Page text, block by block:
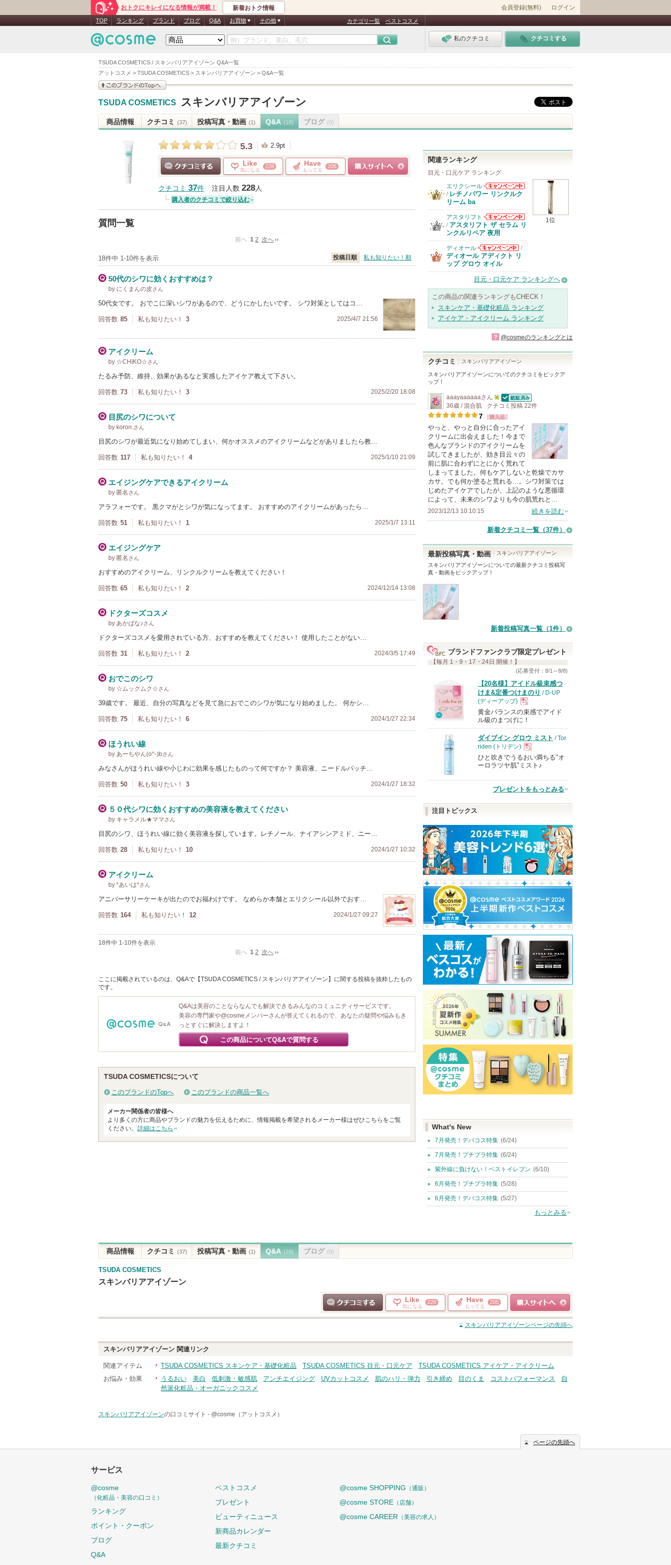
TSUDA COSMETICS / スキンバリアアイゾーン Q&A一覧
アットコスメ > TSUDA COSMETICS > スキンバリアアイゾーン > Q&A一覧
おトクにキレイになる情報が満載！ 新着おトク情報 会員登録(無料) ログイン
TOP ランキング ブランド ブログ Q&A お買物 その他 カテゴリ一覧 ベストコスメ
私のクチコミ クチコミする
TSUDA COSMETICS スキンバリアアイゾーン
商品情報 クチコミ (37) 投稿写真・動画 (1) Q&A (18) ブログ (0)
5.3 2.9pt
Like
気になる
228 Have
もってる
205
クチコミ 37件 注目人数 228人
購入者のクチコミで絞り込む
質問一覧
前へ 1 2 次へ
18件中 1-10件を表示 投稿日順 私も知りたい！順
50代のシワに効くおすすめは？
by にくまんの皮さん
50代女です。 おでこに深いシワがあるので、どうにかしたいです。 シワ対策としてはコ…
回答数 85 私も知りたい！ 3 2025/4/7 21:56
アイクリーム
by ☆CHIKO☆さん
たるみ予防、維持、効果があるなと実感したアイケア教えて下さい。
回答数 73 私も知りたい！ 3 2025/2/20 18:08
目尻のシワについて
by koron.さん
目尻のシワが最近気になり始めてしまい、何かオススメのアイクリームなどがありましたら教…
回答数 117 私も知りたい！ 4 2025/1/10 21:09
エイジングケアできるアイクリーム
by 匿名 さん
アラフォーです。 黒クマがとシワが気になってます。 おすすめのアイクリームがあったら…
回答数 51 私も知りたい！ 1 2025/1/7 13:11
エイジングケア
by 匿名 さん
おすすめのアイクリーム、リンクルクリームを教えてください！
回答数 65 私も知りたい！ 2 2024/12/14 13:08
ドクターズコスメ
by あかばな♪さん
ドクターズコスメを愛用されている方、おすすめを教えてください！ 使用したことがない…
回答数 31 私も知りたい！ 2 2024/3/5 17:49
おでこのシワ
by ☆ムックムク☆さん
39歳です。 最近、自分の写真などを見て急におでこのシワが気になり始めました。 何かシ…
回答数 75 私も知りたい！ 6 2024/1/27 22:34
ほうれい線
by あーちやん(o^-)bさん
みなさんがほうれい線や小じわに効果を感じたものって何ですか？ 美容液、ニードルパッチ…
回答数 50 私も知りたい！ 3 2024/1/27 18:32
５０代シワに効くおすすめの美容液を教えてください
by キャラメル★ママさん
目尻のシワ、ほうれい線に効く美容液を探しています。レチノール、ナイアシンアミド、ニー…
回答数 28 私も知りたい！ 10 2024/1/27 10:32
アイクリーム
by *あいは*さん
アニバーサリーケーキが出たのでお福わけです。 なめらか本舗とエリクシール以外でおす…
回答数 164 私も知りたい！ 12 2024/1/27 09:27
18件中 1-10件を表示
前へ 1 2 次へ
ここに掲載されているのは、Q&Aで【TSUDA COSMETICS / スキンバリアアイゾーン】に関する投稿を抜粋したもの
です。
Q&Aは美容のことならなんでも解決できるみんなのコミュニティサービスです。
美容の専門家や@cosmeメンバーさんが答えてくれるので、あなたの疑問や悩みもき
っとすぐに解決しますよ！
この商品についてQ&Aで質問する
TSUDA COSMETICSについて
このブランドのTopへ このブランドの商品一覧へ
メーカー関係者の皆様へ
より多くの方に商品やブランドの魅力を伝えるために、情報掲載を希望されるメーカー様はぜひこちらをご覧
ください。 詳細はこちら
関連ランキング
目元・口元ケア ランキング
1位
エリクシール
エリクシールか
/ レチノパワー リンクルク
リーム ba
アスタリフト
アスタリフトか
らのお知らせが
/ アスタリフト ザ セラム リ
ンクルリペア 夜用
ディオール
ディオールから
のお知らせがあ
/
ディオール アディクト リ
ップ グロウ オイル
目元・口元ケア ランキングへ
この商品の関連ランキングもCHECK！
スキンケア・基礎化粧品 ランキング
アイケア・アイクリーム ランキング
? @cosmeのランキングとは
クチコミ スキンバリアアイゾーン
スキンバリアアイゾーンについてのクチコミをピックア
ップ！
aaayaaaaaaさん
5
人
以
上
の
メ
ン
バ
ー
お
て
い
ま
認証済
36歳 / 混合肌 クチコミ投稿 22件
7 購入品
やっと、やっと自分に合ったアイ
クリームに出会えました！今まで
色んなブランドのアイクリームを
試してきましたが、効き目云々の
前に肌に合わずにとにかく荒れて
しまってました。何もケアしないと乾燥でカサ
カサ。でも何か塗ると荒れる…。シワ対策では
じめたアイケアでしたが、上記のような悪循環
によって、未来のシワよりも今の肌荒れと…
2023/12/13 10:10:15 続きを読む
新着クチコミ一覧 （37件）
最新投稿写真・動画
スキンバリアアイゾーン
スキンバリアアイゾーンについての最新クチコミ投稿写
真・動画をピックアップ！
新着投稿写真一覧（1件）
ブランドファンクラブ限定プレゼント
【毎月 1・9・17・24日 開催！】
(応募受付：8/1～8/8)
【20名様】アイドル級束感つ
けま&定番つけまのり / D-UP
(ディーアップ)
現
品
黄金バランスの束感でアイド
ル級のまつげに！
ダイブイン グロウ ミスト / Tor
riden (トリデン)
現
品
ひと吹きでうるおい満ちる"オ
ーロラツヤ肌"ミスト♪
プレゼントをもっとみる
注目トピックス
What's New
7月発売！デパコス特集 (6/24)
7月発売！プチプラ特集 (6/24)
紫外線に負けない！ベストイレブン (6/10)
6月発売！プチプラ特集 (5/28)
6月発売！デパコス特集 (5/27)
もっとみる
商品情報 クチコミ (37) 投稿写真・動画 (1) Q&A (18) ブログ (0)
TSUDA COSMETICS
スキンバリアアイゾーン
クチコミする
Like
気になる
228 Have
もってる
205
ショッピングサイト
へ
スキンバリアアイゾーンページの先頭へ
スキンバリアアイゾーン 関連リンク
関連アイテム TSUDA COSMETICS スキンケア・基礎化粧品 TSUDA COSMETICS 目元・口元ケア
TSUDA COSMETICS アイケア・アイクリーム
お悩み・効果
うるおい 美白 低刺激・敏感肌 アンチエイジング UVカットコスメ 肌のハリ・弾力 引き締め 目のくま コストパフォーマンス
自
然派化粧品・オーガニックコスメ
スキンバリアアイゾーンの口コミサイト - @cosme（アットコスメ）
ページの先頭へ
サービス
@cosme
（化粧品・美容の口コミ）
ランキング
ポイント・クーポン
ブログ
Q&A
ベストコスメ
プレゼント
ビューティニュース
新商品カレンダー
最新クチコミ
@cosme SHOPPING （通販）
@cosme STORE （店舗）
@cosme CAREER （美容の求人）